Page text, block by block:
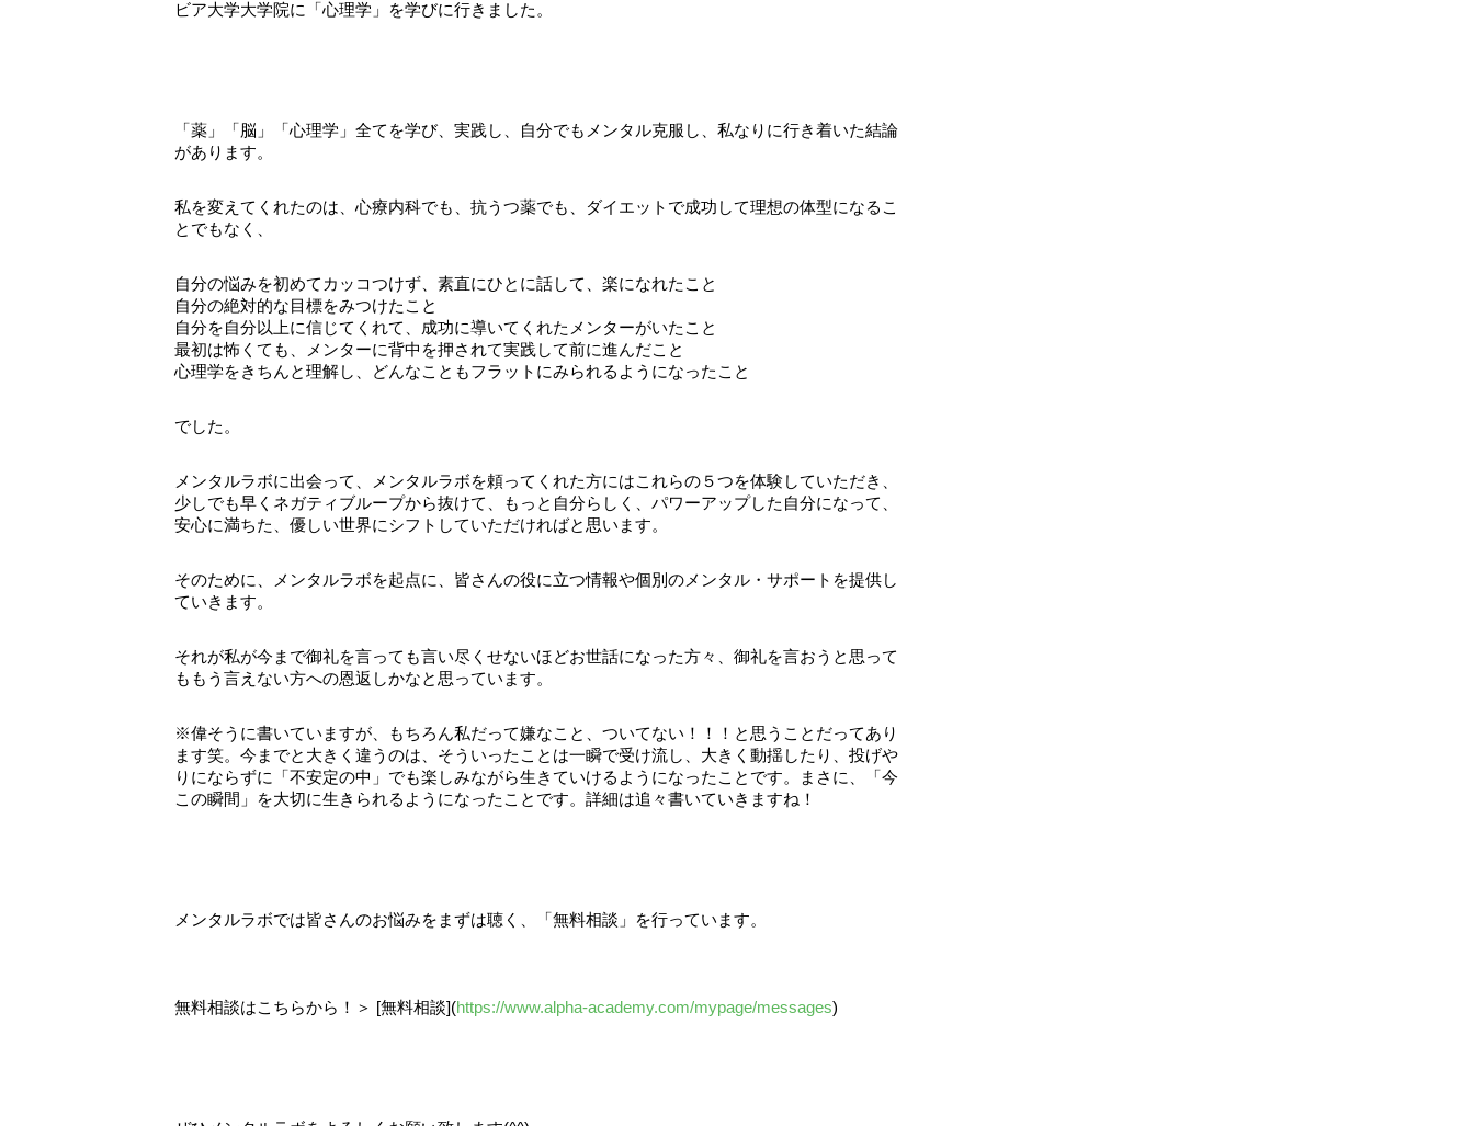
ビア大学大学院に「心理学」を学びに行きました。
「薬」「脳」「心理学」全てを学び、実践し、自分でもメンタル克服し、私なりに行き着いた結論
があります。
私を変えてくれたのは、心療内科でも、抗うつ薬でも、ダイエットで成功して理想の体型になるこ
とでもなく、
自分の悩みを初めてカッコつけず、素直にひとに話して、楽になれたこと
自分の絶対的な目標をみつけたこと
自分を自分以上に信じてくれて、成功に導いてくれたメンターがいたこと
最初は怖くても、メンターに背中を押されて実践して前に進んだこと
心理学をきちんと理解し、どんなこともフラットにみられるようになったこと
でした。
メンタルラボに出会って、メンタルラボを頼ってくれた方にはこれらの５つを体験していただき、
少しでも早くネガティブループから抜けて、もっと自分らしく、パワーアップした自分になって、
安心に満ちた、優しい世界にシフトしていただければと思います。
そのために、メンタルラボを起点に、皆さんの役に立つ情報や個別のメンタル・サポートを提供し
ていきます。
それが私が今まで御礼を言っても言い尽くせないほどお世話になった方々、御礼を言おうと思って
ももう言えない方への恩返しかなと思っています。
※偉そうに書いていますが、もちろん私だって嫌なこと、ついてない！！！と思うことだってあり
ます笑。今までと大きく違うのは、そういったことは一瞬で受け流し、大きく動揺したり、投げや
りにならずに「不安定の中」でも楽しみながら生きていけるようになったことです。まさに、「今
この瞬間」を大切に生きられるようになったことです。詳細は追々書いていきますね！
メンタルラボでは皆さんのお悩みをまずは聴く、「無料相談」を行っています。
無料相談はこちらから！＞ [無料相談](https://www.alpha-academy.com/mypage/messages)